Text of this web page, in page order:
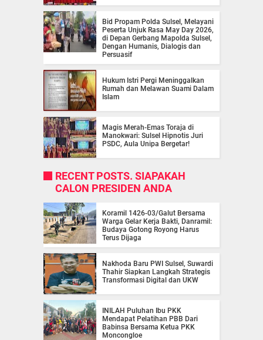
Bid Propam Polda Sulsel, Melayani
Peserta Unjuk Rasa May Day 2026,
di Depan Gerbang Mapolda Sulsel,
Dengan Humanis, Dialogis dan
Persuasif
Hukum Istri Pergi Meninggalkan
Rumah dan Melawan Suami Dalam
Islam
Magis Merah-Emas Toraja di
Manokwari: Sulsel Hipnotis Juri
PSDC, Aula Unipa Bergetar!
RECENT POSTS. SIAPAKAH
CALON PRESIDEN ANDA
Koramil 1426-03/Galut Bersama
Warga Gelar Kerja Bakti, Danramil:
Budaya Gotong Royong Harus
Terus Dijaga
Nakhoda Baru PWI Sulsel, Suwardi
Thahir Siapkan Langkah Strategis
Transformasi Digital dan UKW
INILAH Puluhan Ibu PKK
Mendapat Pelatihan PBB Dari
Babinsa Bersama Ketua PKK
Moncongloe